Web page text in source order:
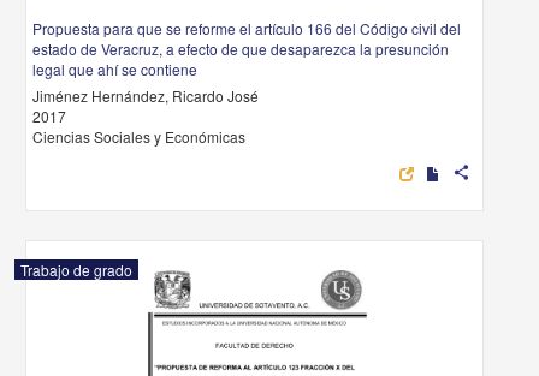
Propuesta para que se reforme el artículo 166 del Código civil del
estado de Veracruz, a efecto de que desaparezca la presunción
legal que ahí se contiene
Jiménez Hernández, Ricardo José
2017
Ciencias Sociales y Económicas
share
Trabajo de grado